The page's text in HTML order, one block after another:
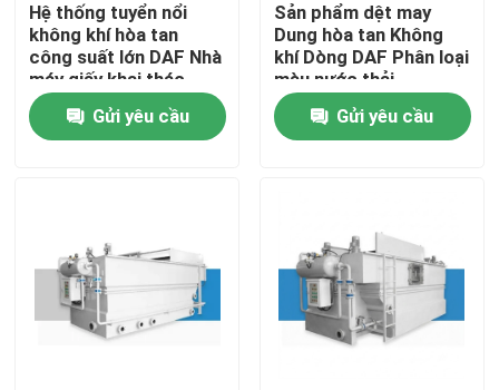
Trang chủ
video
Về chúng tôi
Hệ thống tuyển nổi
không khí hòa tan
công suất lớn DAF Nhà
máy giấy khai thác
Nước thải công nghiệp
2-150 m3 / h Đơn vị xử
lý
Gửi yêu cầu
Sản phẩm dệt may
Dung hòa tan Không
khí Dòng DAF Phân loại
màu nước thải
Stainless Steel 2-150
m3/h
Gửi yêu cầu